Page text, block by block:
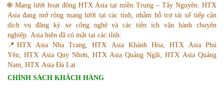
🌐 Mạng lưới hoạt động HTX Asia tại miền Trung – Tây Nguyên. HTX
Asia đang mở rộng mạng lưới tại các tỉnh, nhằm hỗ trợ tài xế tiếp cận
dịch vụ đăng ký xe công nghệ và các tiện ích vận hành chuyên
nghiệp. Asia hiện đã có mặt tại các tỉnh:
📍HTX Asia Nha Trang, HTX Asia Khánh Hòa, HTX Asia Phú
Yên, HTX Asia Quy Nhơn, HTX Asia Quảng Ngãi, HTX Asia Quảng
Nam, HTX Asia Đà Lạt
CHÍNH SÁCH KHÁCH HÀNG